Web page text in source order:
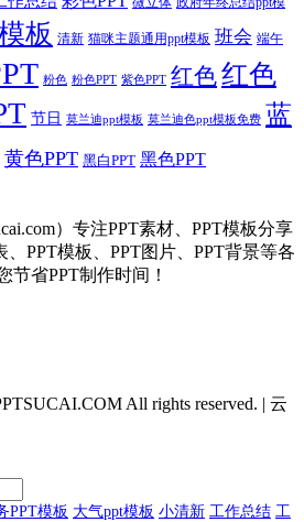
板 清新 猫咪主题通用ppt模板 班会 端午
粉色 粉色PPT 紫色PPT 红色红色
节日 莫兰迪ppt模板 莫兰迪色ppt模板免费 蓝
黄色PPT 黑白PPT 黑色PPT
）专注PPT素材、PPT模板分享
PPT模板、PPT图片、PPT背景等各
节省PPT制作时间！
All rights reserved. | 云
PPT模板 大气ppt模板 小清新 工作总结 工